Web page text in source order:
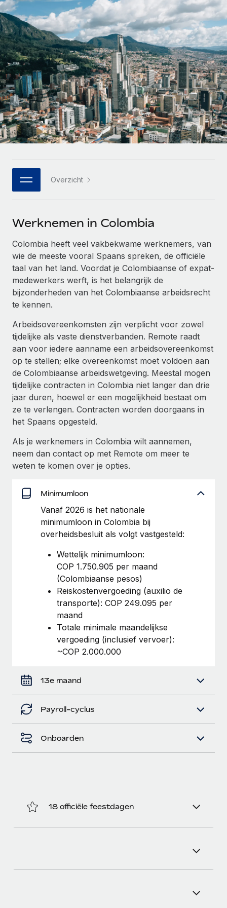
Zzp'ers internationaal onboarden en beheren
PEO
Ingewikkelde HR-taken eenvoudig uitbesteden
INFRASTRUCTUUR
Remote Embedded
HR naadloos in workflows integreren
Platform
Ingebouwde essentiële HR-functies voor je team
Integraties
Vraag een expert
Krijg hulp van global HR- en juridische experts
Achtergrondonderzoek
Vereenvoudig het screeningsproces van
kandidaten
Compliance Watchtower
Blijf compliance-risico's voor
Apparaatbeheer
Lever en track wereldwijd IT-middelen
Entiteiten oprichten
Stel snel compliant entiteiten op
Plaats werknemers moeiteloos over
Secundaire arbeidsvoorwaarden
beheren
GROEIFASE
Start-ups
Flexibele global HR en payroll solutions voor groeiende
bedrijven
Mid-market
Teams uitbreiden met HR solutions op maat
Enterprise
Global HR voor grote bedrijven
WERK MET ONS SAMEN
Strategische technologiepartners
Een partner worden
Integraties en advies over AI-automatiseringen
CASESTUDY'S
Betalingscalculator voor zzp'ers
Ontdek valuta-opties en betaalsnelheden voor
internationale zzp'ers
LEREN MET REMOTE
Onderzoek en gidsen
Casestudy's
HR-woordenlijst
Checklists en templates
Webinars
Newsroom
Inzicht in salaris en talent
Inzichtencentrum
Support
Alle bronnen bekijken
BLOG
Global Payroll
EOR en PEO
Contractor Management
Belastingen
Naar de blog
Productupdates van Remote: Gusto- en Xero-
integraties en Contractor Management Plus
Het blijft de missie van Remote om alle soorten bedrijven
te helpen bij het aannemen, beheren en...
Meer informatie
Hoe Phiture 55 werknemers in 19 landen
beheert met Remote
Phiture, een toonaangevende leider in de wereldwijde
mobiele groeiadviessector, zet zich sinds 2016...
Meer informatie
Nederlands
Français
Deutsch
Español
Italiano
Português (Portugal)
日本語
한국어
Inloggen
Overzicht
Werknemen in Colombia
Colombia heeft veel vakbekwame werknemers, van
wie de meeste vooral Spaans spreken, de officiële
taal van het land. Voordat je Colombiaanse of expat-
medewerkers werft, is het belangrijk de
bijzonderheden van het Colombiaanse arbeidsrecht
te kennen.
Arbeidsovereenkomsten zijn verplicht voor zowel
tijdelijke als vaste dienstverbanden. Remote raadt
aan voor iedere aanname een arbeidsovereenkomst
op te stellen; elke overeenkomst moet voldoen aan
de Colombiaanse arbeidswetgeving. Meestal mogen
tijdelijke contracten in Colombia niet langer dan drie
jaar duren, hoewel er een mogelijkheid bestaat om
ze te verlengen. Contracten worden doorgaans in
het Spaans opgesteld.
Als je werknemers in Colombia wilt aannemen,
neem dan contact op met Remote om meer te
weten te komen over je opties.
Minimumloon
Vanaf 2026 is het nationale
minimumloon in Colombia bij
overheidsbesluit als volgt vastgesteld:
Wettelijk minimumloon:
COP 1.750.905 per maand
(Colombiaanse pesos)
Reiskostenvergoeding (auxilio de
transporte): COP 249.095 per
maand
Totale minimale maandelijkse
vergoeding (inclusief vervoer):
~COP 2.000.000
13e maand
Payroll-cyclus
Onboarden
18 officiële feestdagen